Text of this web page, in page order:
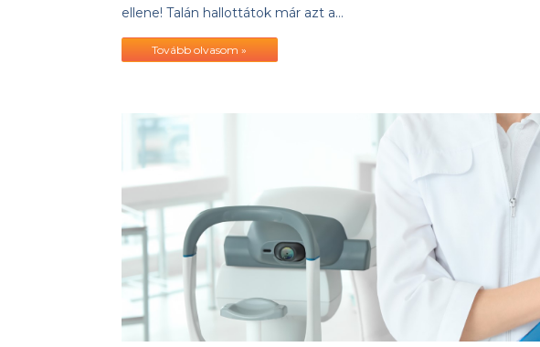
ellene! Talán hallottátok már azt a…
Tovább olvasom »